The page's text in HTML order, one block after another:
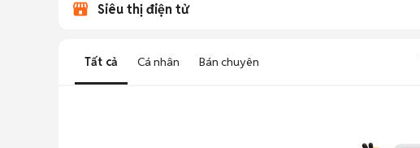
Siêu thị điện tử
Tất cả Cá nhân Bán chuyên